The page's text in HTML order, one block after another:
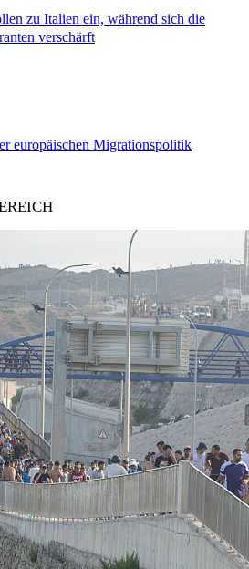
zu Italien ein, während sich die
verschärft
europäischen Migrationspolitik